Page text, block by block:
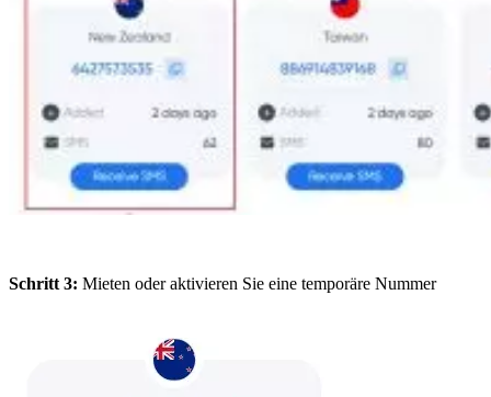
Schritt 3: Mieten oder aktivieren Sie eine temporäre Nummer